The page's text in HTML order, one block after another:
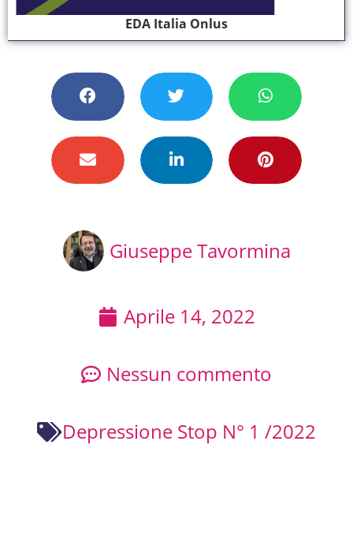
EDA Italia Onlus
Giuseppe Tavormina
Aprile 14, 2022
Nessun commento
Depressione Stop N° 1 /2022